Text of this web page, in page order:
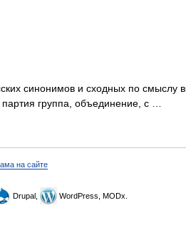
синонимов и сходных по смыслу
группа, объединение, с …
на сайте
Drupal, WordPress, MODx.